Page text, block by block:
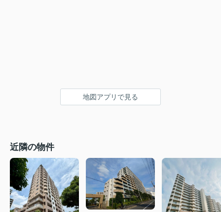
地図アプリで見る
近隣の物件